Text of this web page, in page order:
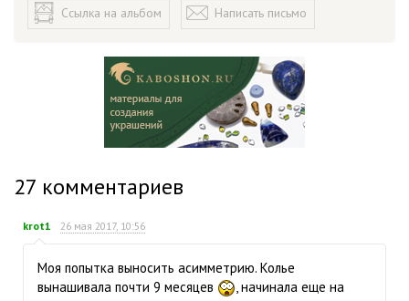
Ссылка на альбом Написать письмо
27 комментариев
krot1 26 мая 2017, 10:56
Моя попытка выносить асимметрию. Колье
вынашивала почти 9 месяцев
, начинала еще на